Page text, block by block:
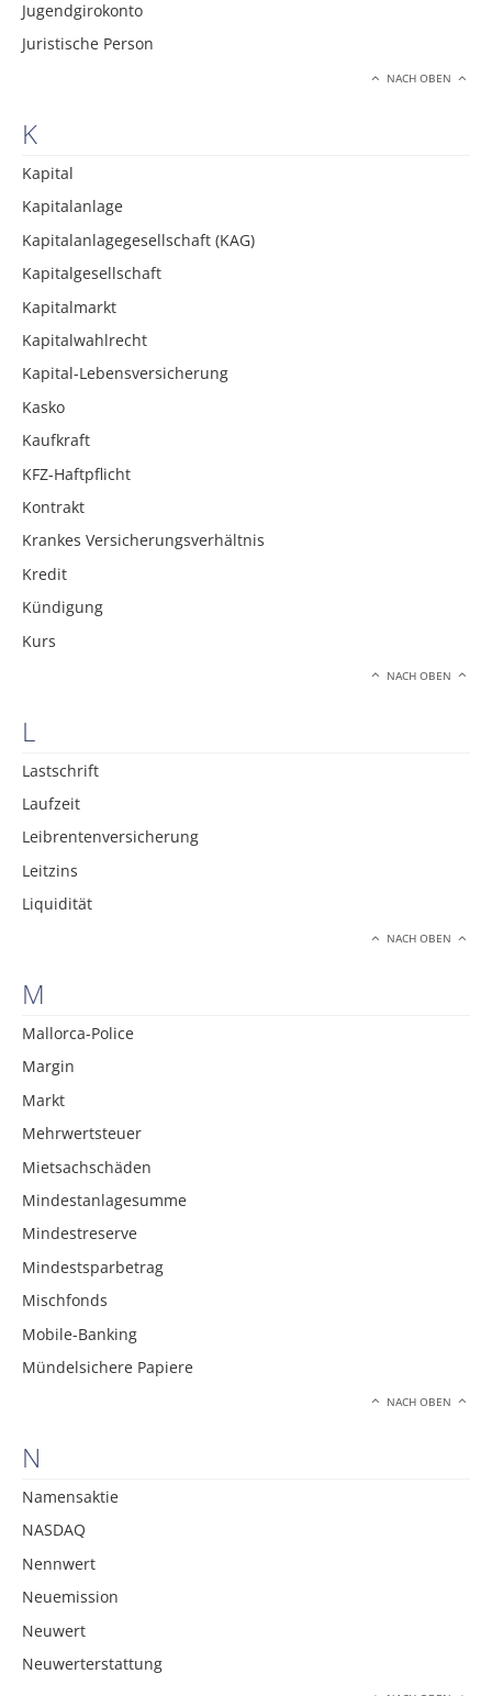
Jugendgirokonto
Juristische Person
NACH OBEN
K
Kapital
Kapitalanlage
Kapitalanlagegesellschaft (KAG)
Kapitalgesellschaft
Kapitalmarkt
Kapitalwahlrecht
Kapital-Lebensversicherung
Kasko
Kaufkraft
KFZ-Haftpflicht
Kontrakt
Krankes Versicherungsverhältnis
Kredit
Kündigung
Kurs
NACH OBEN
L
Lastschrift
Laufzeit
Leibrentenversicherung
Leitzins
Liquidität
NACH OBEN
M
Mallorca-Police
Margin
Markt
Mehrwertsteuer
Mietsachschäden
Mindestanlagesumme
Mindestreserve
Mindestsparbetrag
Mischfonds
Mobile-Banking
Mündelsichere Papiere
NACH OBEN
N
Namensaktie
NASDAQ
Nennwert
Neuemission
Neuwert
Neuwerterstattung